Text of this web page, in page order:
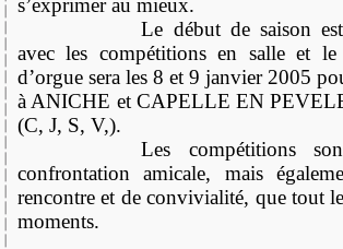
s’exprimer au mieux.
Le début de saison
avec les compétitions en salle et
d’orgue sera les 8 et 9 janvier 2005
à ANICHE et CAPELLE EN
(C, J, S, V,).
Les compétitions
confrontation amicale, mais
rencontre et de convivialité, que tout
moments.